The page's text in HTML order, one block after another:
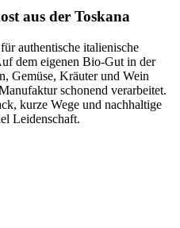
aus der Toskana
authentische italienische
dem eigenen Bio-Gut in der
Gemüse, Kräuter und Wein
schonend verarbeitet.
kurze Wege und nachhaltige
Leidenschaft.